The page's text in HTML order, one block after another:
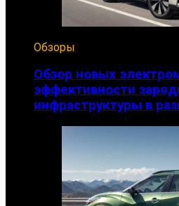
Обзоры
Обзор новых
эффективности
инфраструктуры в